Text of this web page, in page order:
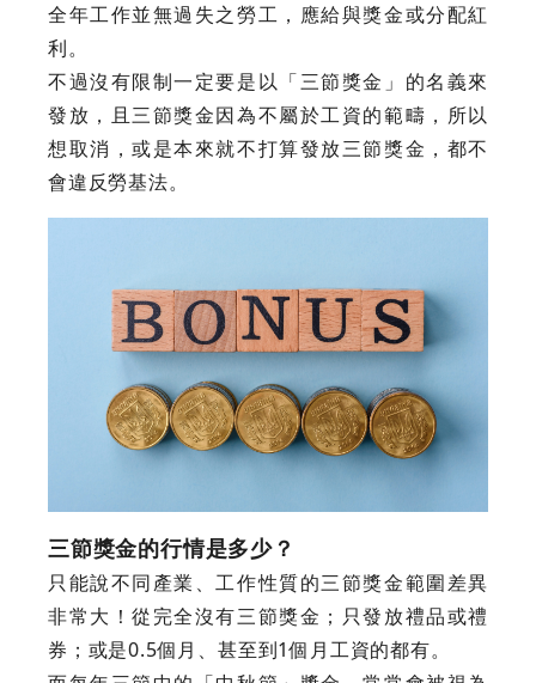
全年工作並無過失之勞工，應給與獎金或分配紅
利。
不過沒有限制一定要是以「三節獎金」的名義來
發放，且三節獎金因為不屬於工資的範疇，所以
想取消，或是本來就不打算發放三節獎金，都不
會違反勞基法。
三節獎金的行情是多少？
只能說不同產業、工作性質的三節獎金範圍差異
非常大！從完全沒有三節獎金；只發放禮品或禮
券；或是0.5個月、甚至到1個月工資的都有。